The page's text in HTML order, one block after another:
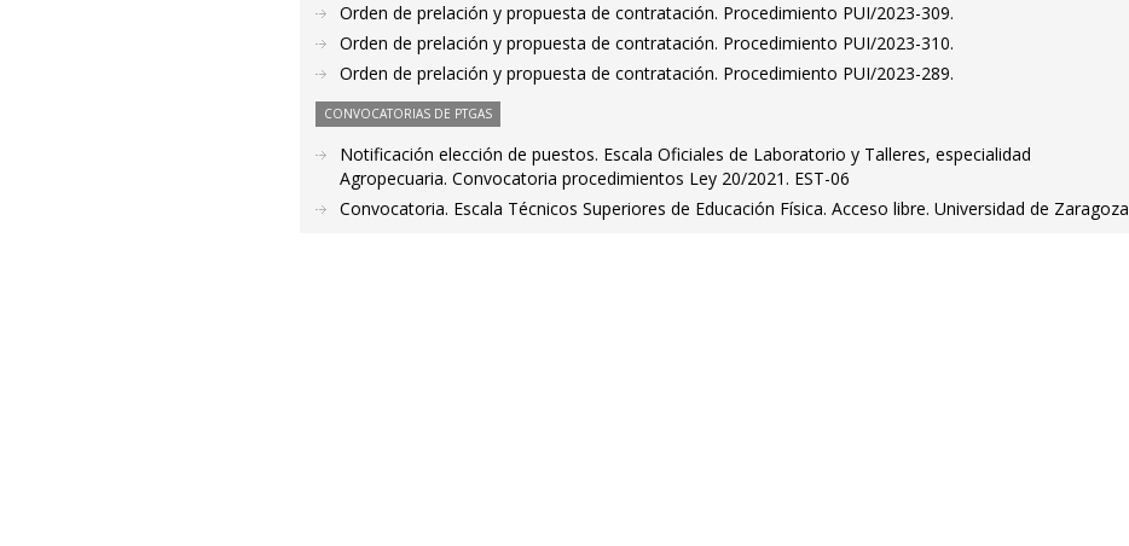
Orden de prelación y propuesta de contratación. Procedimiento PUI/2023-309.
Orden de prelación y propuesta de contratación. Procedimiento PUI/2023-310.
Orden de prelación y propuesta de contratación. Procedimiento PUI/2023-289.
CONVOCATORIAS DE PTGAS
Notificación elección de puestos. Escala Oficiales de Laboratorio y Talleres, especialidad
Agropecuaria. Convocatoria procedimientos Ley 20/2021. EST-06
Convocatoria. Escala Técnicos Superiores de Educación Física. Acceso libre. Universidad de Zaragoza